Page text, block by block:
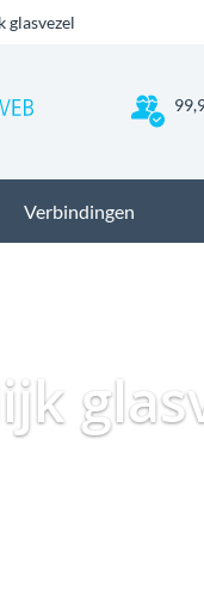
glasvezel
Verbindingen